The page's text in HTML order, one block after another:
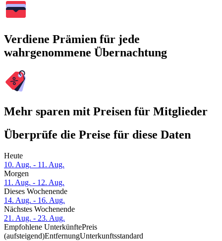
Verdiene Prämien für jede
wahrgenommene Übernachtung
Mehr sparen mit Preisen für Mitglieder
Überprüfe die Preise für diese Daten
Heute
10. Aug. - 11. Aug.
Morgen
11. Aug. - 12. Aug.
Dieses Wochenende
14. Aug. - 16. Aug.
Nächstes Wochenende
21. Aug. - 23. Aug.
Empfohlene UnterkünftePreis
(aufsteigend)EntfernungUnterkunftsstandard